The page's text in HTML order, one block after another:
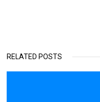
RELATED POSTS